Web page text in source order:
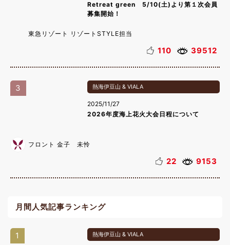
Retreat green 5/10(土)より第１次会員
募集開始！
東急リゾート リゾートSTYLE担当
110 39512
3 熱海伊豆山 & VIALA
2025/11/27
2026年度海上花火大会日程について
フロント 金子 未怜
22 9153
月間人気記事ランキング
1 熱海伊豆山 & VIALA